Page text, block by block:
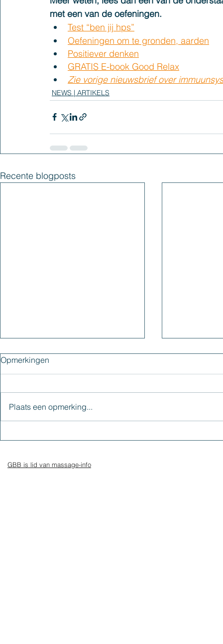
met een van de oefeningen.
Test “ben jij hps”
Oefeningen om te gronden, aarden
Positiever denken
GRATIS E-book Good Relax
Zie vorige nieuwsbrief over
NEWS | ARTIKELS
Recente blogposts
Opmerkingen
Plaats een opmerking...
GBB is lid van massage-info